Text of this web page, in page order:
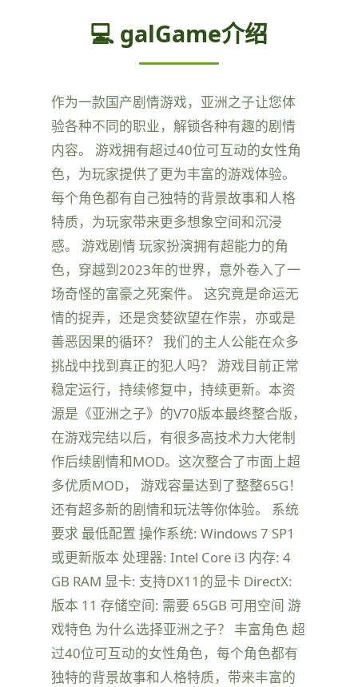
💻 galGame介绍
作为一款国产剧情游戏，亚洲之子让您体
验各种不同的职业，解锁各种有趣的剧情
内容。 游戏拥有超过40位可互动的女性角
色，为玩家提供了更为丰富的游戏体验。
每个角色都有自己独特的背景故事和人格
特质，为玩家带来更多想象空间和沉浸
感。 游戏剧情 玩家扮演拥有超能力的角
色，穿越到2023年的世界，意外卷入了一
场奇怪的富豪之死案件。 这究竟是命运无
情的捉弄，还是贪婪欲望在作祟，亦或是
善恶因果的循环？ 我们的主人公能在众多
挑战中找到真正的犯人吗？ 游戏目前正常
稳定运行，持续修复中，持续更新。本资
源是《亚洲之子》的V70版本最终整合版，
在游戏完结以后，有很多高技术力大佬制
作后续剧情和MOD。这次整合了市面上超
多优质MOD， 游戏容量达到了整整65G！
还有超多新的剧情和玩法等你体验。 系统
要求 最低配置 操作系统: Windows 7 SP1
或更新版本 处理器: Intel Core i3 内存: 4
GB RAM 显卡: 支持DX11的显卡 DirectX:
版本 11 存储空间: 需要 65GB 可用空间 游
戏特色 为什么选择亚洲之子？ 丰富角色 超
过40位可互动的女性角色，每个角色都有
独特的背景故事和人格特质，带来丰富的